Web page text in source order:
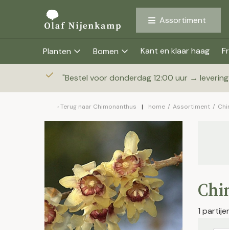
Assortiment
Planten Bomen Kant en klaar haag
"Bestel voor donderdag 12:00 uur →
Terug naar Chimonanthus home / Assortiment /
1